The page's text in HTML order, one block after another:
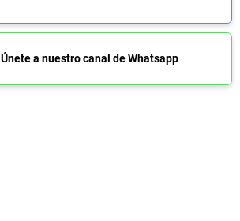
Únete a nuestro canal de Whatsapp